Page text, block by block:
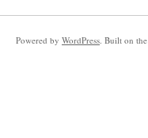
Powered by WordPress. Built on the